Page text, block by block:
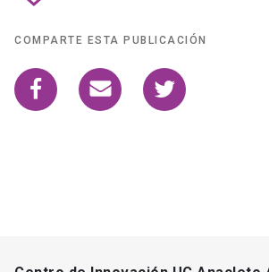
COMPARTE ESTA PUBLICACIÓN